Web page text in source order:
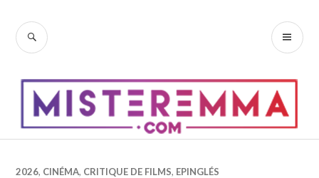
contenu
RECHERCHE
2026, CINÉMA, CRITIQUE DE FILMS, EPINGLÉS